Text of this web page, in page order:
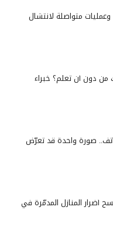
متواصلة لانتشال
دون أن تعلم؟ خبراء
صورة واحدة قد تعرّض
المنازل المدمّرة في